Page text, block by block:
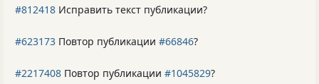
#812418 Исправить текст публикации?
#623173 Повтор публикации #66846?
#2217408 Повтор публикации #1045829?